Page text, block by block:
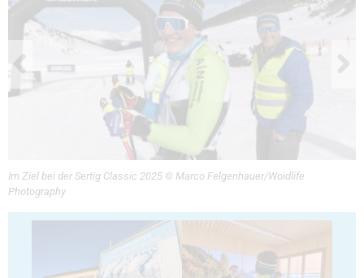
Im Ziel bei der Sertig Classic 2025 © Marco Felgenhauer/Woidlife
Photography